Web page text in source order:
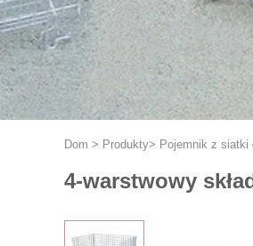
Dom > Produkty> Pojemnik z siatki
4-warstwowy